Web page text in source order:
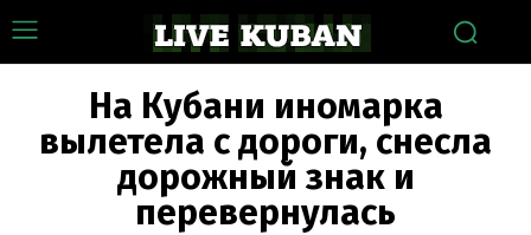
На Кубани иномарка
вылетела с дороги, снесла
дорожный знак и
перевернулась